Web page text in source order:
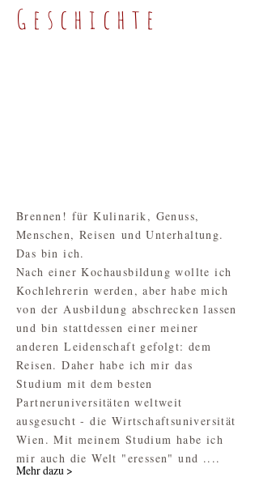
Geschichte
Brennen! für Kulinarik, Genuss,
Menschen, Reisen und Unterhaltung.
Das bin ich.
Nach einer Kochausbildung wollte ich
Kochlehrerin werden, aber habe mich
von der Ausbildung abschrecken lassen
und bin stattdessen einer meiner
anderen Leidenschaft gefolgt: dem
Reisen. Daher habe ich mir das
Studium mit dem besten
Partneruniversitäten weltweit
ausgesucht - die Wirtschaftsuniversität
Wien. Mit meinem Studium habe ich
mir auch die Welt "eressen" und ....
Mehr dazu >